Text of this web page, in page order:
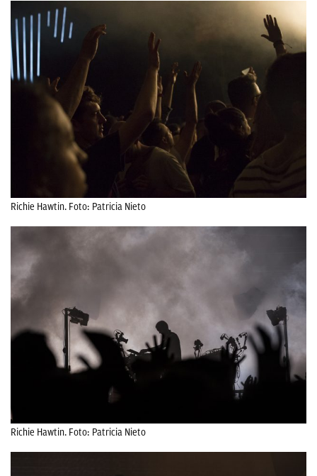
Richie Hawtin. Foto: Patricia Nieto
Richie Hawtin. Foto: Patricia Nieto